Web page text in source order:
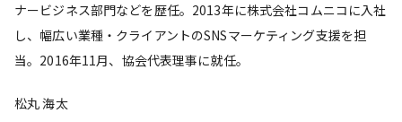
ナービジネス部門などを歴任。2013年に株式会社コムニコに入社
し、幅広い業種・クライアントのSNSマーケティング支援を担
当。2016年11月、協会代表理事に就任。
松丸 海太